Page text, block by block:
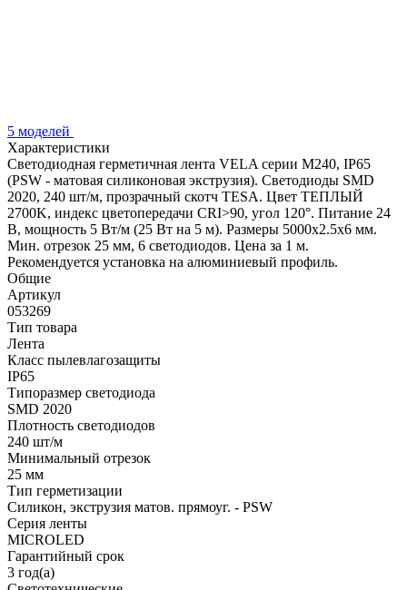
5 моделей
Характеристики
Светодиодная герметичная лента VELA серии M240, IP65
(PSW - матовая силиконовая экструзия). Светодиоды SMD
2020, 240 шт/м, прозрачный скотч TESA. Цвет ТЕПЛЫЙ
2700K, индекс цветопередачи CRI>90, угол 120°. Питание 24
В, мощность 5 Вт/м (25 Вт на 5 м). Размеры 5000x2.5x6 мм.
Мин. отрезок 25 мм, 6 светодиодов. Цена за 1 м.
Рекомендуется установка на алюминиевый профиль.
Общие
Артикул
053269
Тип товара
Лента
Класс пылевлагозащиты
IP65
Типоразмер светодиода
SMD 2020
Плотность светодиодов
240 шт/м
Минимальный отрезок
25 мм
Тип герметизации
Силикон, экструзия матов. прямоуг. - PSW
Серия ленты
MICROLED
Гарантийный срок
3 год(а)